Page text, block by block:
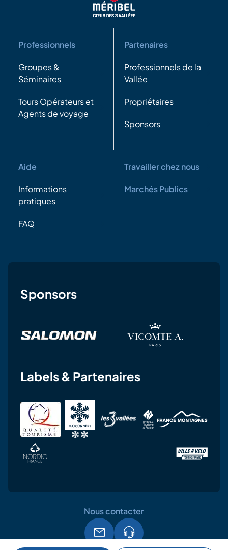
Professionnels
Groupes &
Séminaires
Tours Opérateurs et
Agents de voyage
Partenaires
Professionnels de la
Vallée
Propriétaires
Sponsors
Aide
Informations
pratiques
FAQ
Travailler chez nous
Marchés Publics
Sponsors
Labels & Partenaires
Nous contacter